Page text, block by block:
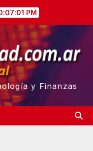
PM
y Finanzas